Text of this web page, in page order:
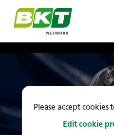
Please accept cookies
Edit cookie